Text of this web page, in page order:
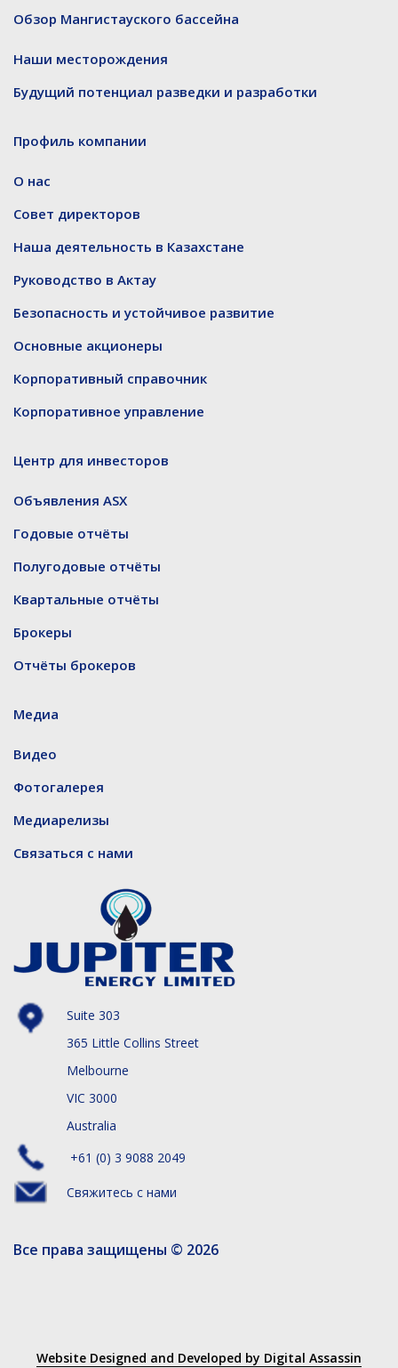
Suite 303
365 Little Collins Street
Melbourne
VIC 3000
Australia
+61 (0) 3 9088 2049
Свяжитесь с нами
Все права защищены © 2026
Обзор Мангистауского бассейна
Наши месторождения
Будущий потенциал разведки и разработки
Профиль компании
О нас
Совет директоров
Наша деятельность в Казахстане
Руководство в Актау
Безопасность и устойчивое развитие
Основные акционеры
Корпоративный справочник
Корпоративное управление
Центр для инвесторов
Объявления ASX
Годовые отчёты
Полугодовые отчёты
Квартальные отчёты
Брокеры
Отчёты брокеров
Медиа
Видео
Фотогалерея
Медиарелизы
Связаться с нами
Website Designed and Developed by Digital Assassin